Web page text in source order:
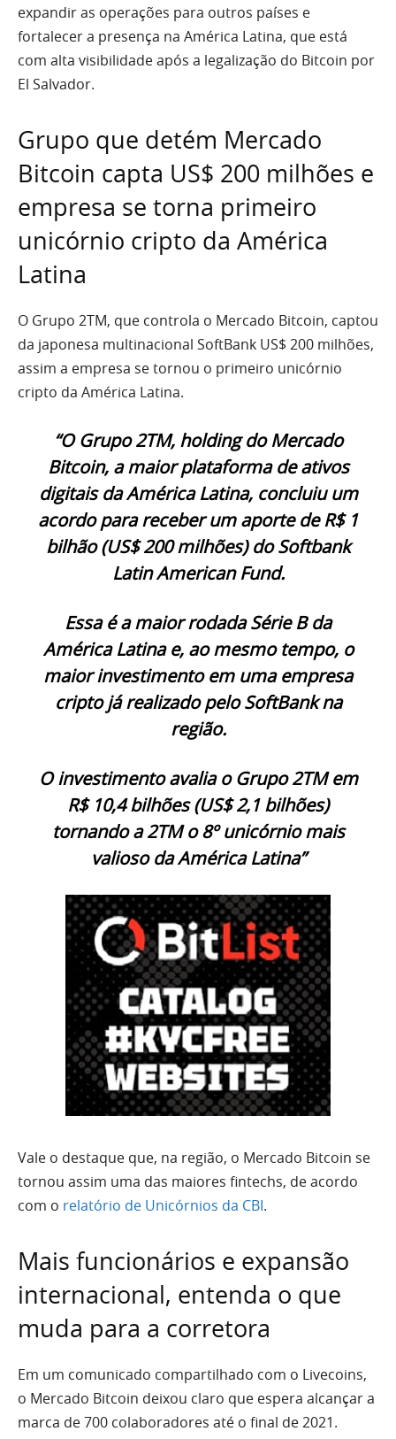
expandir as operações para outros países e
fortalecer a presença na América Latina, que está
com alta visibilidade após a legalização do Bitcoin por
El Salvador.
Grupo que detém Mercado
Bitcoin capta US$ 200 milhões e
empresa se torna primeiro
unicórnio cripto da América
Latina
O Grupo 2TM, que controla o Mercado Bitcoin, captou
da japonesa multinacional SoftBank US$ 200 milhões,
assim a empresa se tornou o primeiro unicórnio
cripto da América Latina.
“O Grupo 2TM, holding do Mercado
Bitcoin, a maior plataforma de ativos
digitais da América Latina, concluiu um
acordo para receber um aporte de R$ 1
bilhão (US$ 200 milhões) do Softbank
Latin American Fund.
Essa é a maior rodada Série B da
América Latina e, ao mesmo tempo, o
maior investimento em uma empresa
cripto já realizado pelo SoftBank na
região.
O investimento avalia o Grupo 2TM em
R$ 10,4 bilhões (US$ 2,1 bilhões)
tornando a 2TM o 8º unicórnio mais
valioso da América Latina”
Vale o destaque que, na região, o Mercado Bitcoin se
tornou assim uma das maiores fintechs, de acordo
com o relatório de Unicórnios da CBI.
Mais funcionários e expansão
internacional, entenda o que
muda para a corretora
Em um comunicado compartilhado com o Livecoins,
o Mercado Bitcoin deixou claro que espera alcançar a
marca de 700 colaboradores até o final de 2021.